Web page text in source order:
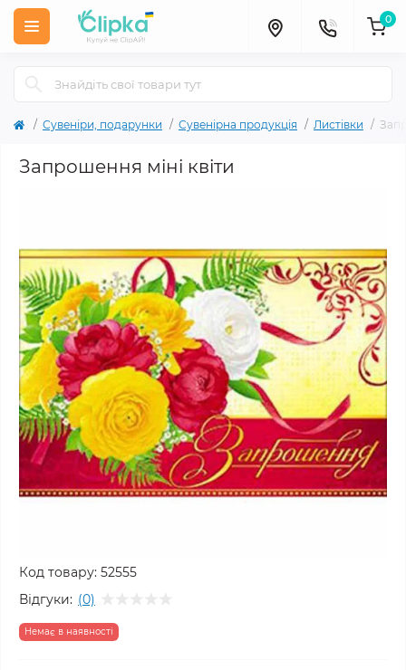
0
Сувеніри, подарунки Сувенірна продукція Листівки
Запрошення міні квіти
Код товару: 52555
Відгуки: (0)
Немає в наявності